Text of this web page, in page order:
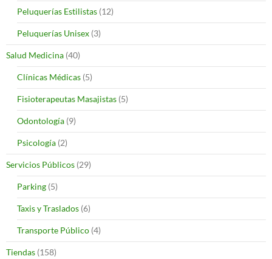
Peluquerías Estilistas (12)
Peluquerías Unisex (3)
Salud Medicina (40)
Clínicas Médicas (5)
Fisioterapeutas Masajistas (5)
Odontología (9)
Psicología (2)
Servicios Públicos (29)
Parking (5)
Taxis y Traslados (6)
Transporte Público (4)
Tiendas (158)